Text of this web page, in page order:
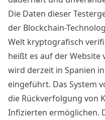
Die Daten dieser
der Blockchain-
Welt kryptografisch
heißt es auf derWebsite
wird derzeit in Spanien
eingeführt. Das System
die Rückverfolgung von
Infizierten ermöglichen.